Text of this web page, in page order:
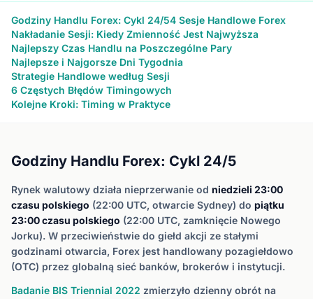
Godziny Handlu Forex: Cykl 24/54 Sesje Handlowe Forex
Nakładanie Sesji: Kiedy Zmienność Jest Najwyższa
Najlepszy Czas Handlu na Poszczególne Pary
Najlepsze i Najgorsze Dni Tygodnia
Strategie Handlowe według Sesji
6 Częstych Błędów Timingowych
Kolejne Kroki: Timing w Praktyce
Godziny Handlu Forex: Cykl 24/5
Rynek walutowy działa nieprzerwanie od niedzieli 23:00
czasu polskiego (22:00 UTC, otwarcie Sydney) do piątku
23:00 czasu polskiego (22:00 UTC, zamknięcie Nowego
Jorku). W przeciwieństwie do giełd akcji ze stałymi
godzinami otwarcia, Forex jest handlowany pozagiełdowo
(OTC) przez globalną sieć banków, brokerów i instytucji.
Badanie BIS Triennial 2022 zmierzyło dzienny obrót na